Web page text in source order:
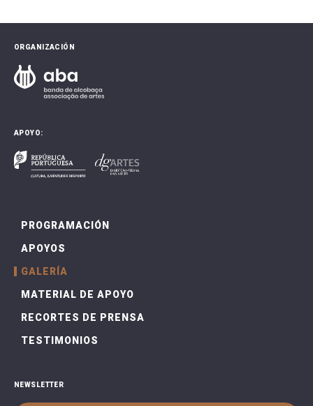
ORGANIZACIÓN
APOYO:
PROGRAMACIÓN
APOYOS
GALERÍA
MATERIAL DE APOYO
RECORTES DE PRENSA
TESTIMONIOS
NEWSLETTER